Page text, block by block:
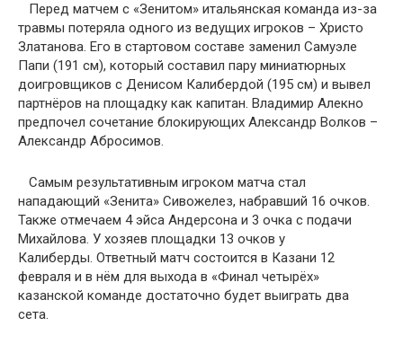
Перед матчем с «Зенитом» итальянская команда из-за
травмы потеряла одного из ведущих игроков – Христо
Златанова. Его в стартовом составе заменил Самуэле
Папи (191 см), который составил пару миниатюрных
доигровщиков с Денисом Калибердой (195 см) и вывел
партнёров на площадку как капитан. Владимир Алекно
предпочел сочетание блокирующих Александр Волков –
Александр Абросимов.
Самым результативным игроком матча стал
нападающий «Зенита» Сивожелез, набравший 16 очков.
Также отмечаем 4 эйса Андерсона и 3 очка с подачи
Михайлова. У хозяев площадки 13 очков у
Калиберды. Ответный матч состоится в Казани 12
февраля и в нём для выхода в «Финал четырёх»
казанской команде достаточно будет выиграть два
сета.